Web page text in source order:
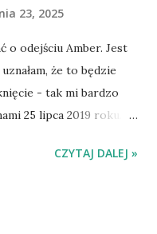
23, 2025
o odejściu Amber. Jest
że to będzie
- tak mi bardzo
25 lipca 2019 roku.
zapoznawczą, a kilka
CZYTAJ DALEJ »